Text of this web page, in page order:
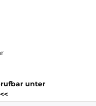
unter
<<